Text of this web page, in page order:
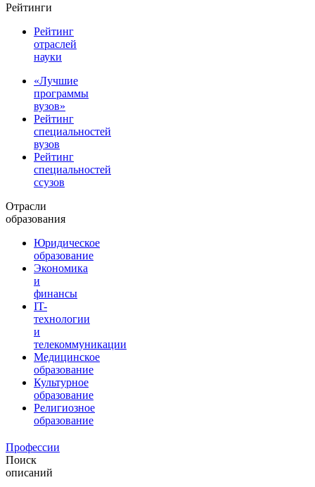
Рейтинги
Рейтинг
отраслей
науки
«Лучшие
программы
вузов»
Рейтинг
специальностей
вузов
Рейтинг
специальностей
ссузов
Отрасли
образования
Юридическое
образование
Экономика
и
финансы
IT-
технологии
и
телекоммуникации
Медицинское
образование
Культурное
образование
Религиозное
образование
Профессии
Поиск
описаний